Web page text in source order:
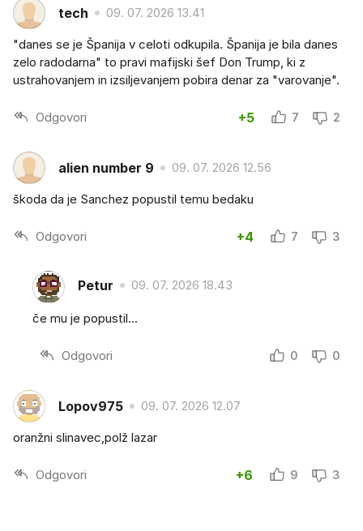
tech 09. 07. 2026 13.41
"danes se je Španija v celoti odkupila. Španija je bila danes
zelo radodarna" to pravi mafijski šef Don Trump, ki z
ustrahovanjem in izsiljevanjem pobira denar za "varovanje".
Odgovori +5 7 2
alien number 9 09. 07. 2026 12.56
škoda da je Sanchez popustil temu bedaku
Odgovori +4 7 3
Petur 09. 07. 2026 18.43
če mu je popustil...
Odgovori 0 0
Lopov975 09. 07. 2026 12.07
oranžni slinavec,polž lazar
Odgovori +6 9 3